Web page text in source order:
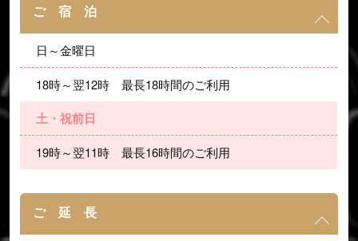
ご 宿 泊
日～金曜日
18時～翌12時　最長18時間のご利用
土・祝前日
19時～翌11時　最長16時間のご利用
ご 延 長